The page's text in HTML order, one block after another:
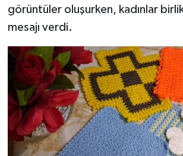
görüntüler oluşurken, kadınlar
mesajı verdi.